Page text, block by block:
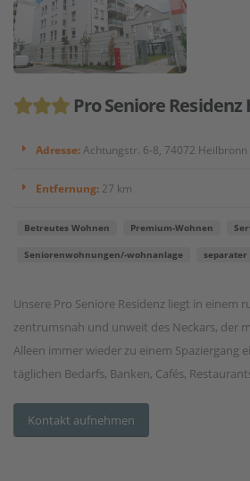
Pro Seniore
Adresse: Achtungstr. 6-8, 74072 Heilbronn
Entfernung: 27 km
Betreutes Wohnen Premium-Wohnen
Seniorenwohnungen/-wohnanlage separater
Unsere Pro Seniore Residenz liegt in einem
zentrumsnah und unweit des Neckars, der
Alleen immer wieder zu einem Spaziergang
täglichen Bedarfs, Banken, Cafés,
Kontakt aufnehmen